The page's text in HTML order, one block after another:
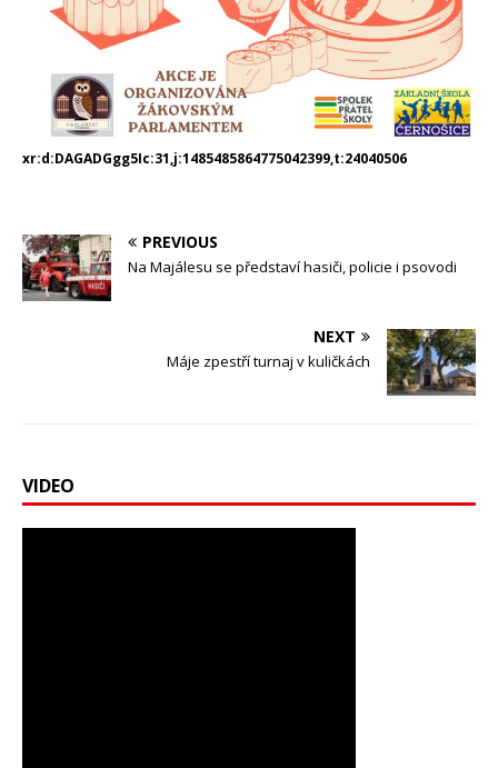
xr:d:DAGADGgg5Ic:31,j:1485485864775042399,t:24040506
PREVIOUS
Na Majálesu se představí hasiči, policie i psovodi
NEXT
Máje zpestří turnaj v kuličkách
VIDEO